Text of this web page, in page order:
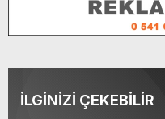
İLGİNİZİ ÇEKEBİLİR